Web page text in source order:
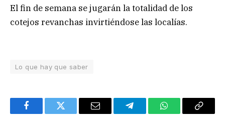
El fin de semana se jugarán la totalidad de los
cotejos revanchas invirtiéndose las localías.
Lo que hay que saber
FacebookTwitter Email TelegramWhatsAppCopy